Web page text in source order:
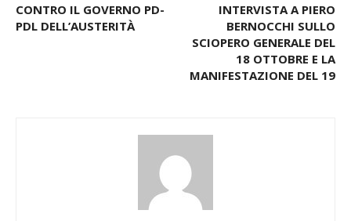
CONTRO IL GOVERNO PD-
PDL DELL’AUSTERITÀ
INTERVISTA A PIERO
BERNOCCHI SULLO
SCIOPERO GENERALE DEL
18 OTTOBRE E LA
MANIFESTAZIONE DEL 19